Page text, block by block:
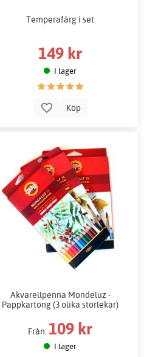
Temperafärg i set
149 kr
I lager
Köp
Akvarellpenna Mondeluz -
Pappkartong (3 olika storlekar)
Från: 109 kr
I lager